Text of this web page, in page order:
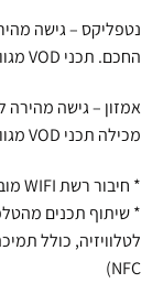
נטפליקס – גישה
החכם. תכני VOD מגוונים הכוללים תרגום לעברית.
אמזון – גישה מהירה
מכילה תכני VOD מגוונים.
* חיבור רשת WIFI מובנה – להתחברות לרשת הביתית ללא מתאם!
* שיתוף תכנים
NFC)